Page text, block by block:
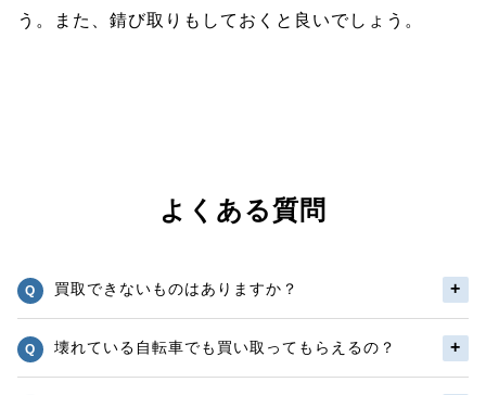
う。また、錆び取りもしておくと良いでしょう。
よくある質問
買取できないものはありますか？
壊れている自転車でも買い取ってもらえるの？